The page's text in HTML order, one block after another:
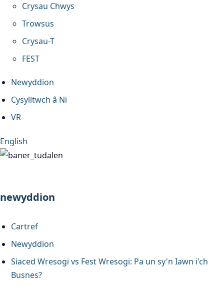
Crysau Chwys
Trowsus
Crysau-T
FEST
Newyddion
Cysylltwch â Ni
VR
English
newyddion
Cartref
Newyddion
Siaced Wresogi vs Fest Wresogi: Pa un sy'n Iawn i'ch
Busnes?